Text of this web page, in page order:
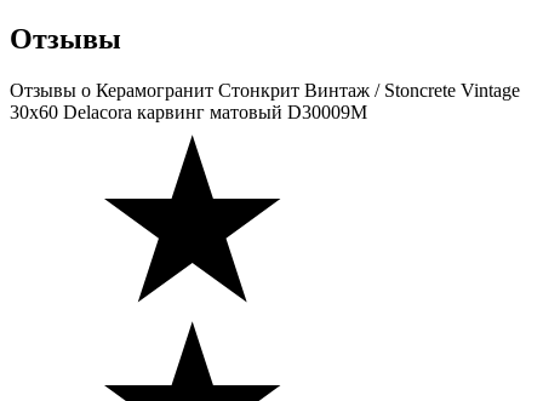
Отзывы
Отзывы о Керамогранит Стонкрит Винтаж / Stoncrete Vintage
30х60 Delacora карвинг матовый D30009M